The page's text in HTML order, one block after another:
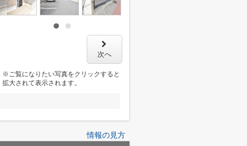
次へ
※ご覧になりたい写真をクリックすると
拡大されて表示されます。
情報の見方